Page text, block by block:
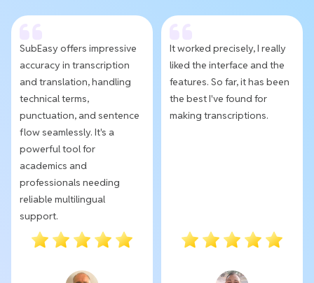
SubEasy offers impressive
accuracy in transcription
and translation, handling
technical terms,
punctuation, and sentence
flow seamlessly. It's a
powerful tool for
academics and
professionals needing
reliable multilingual
support.
It worked precisely, I really
liked the interface and the
features. So far, it has been
the best I've found for
making transcriptions.